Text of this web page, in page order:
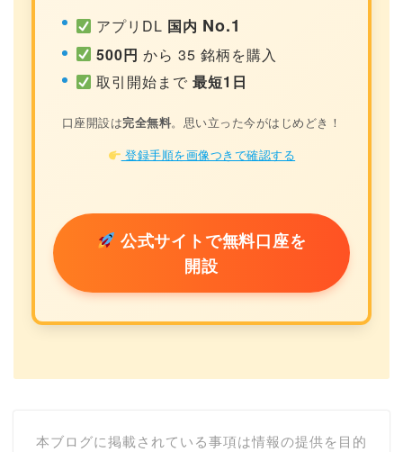
アプリDL 国内 No.1
500円 から 35 銘柄を購入
取引開始まで最短1日
口座開設は完全無料。思い立った今がはじめどき！
登録手順を画像つきで確認する
公式サイトで無料口座を
開設
本ブログに掲載されている事項は情報の提供を目的